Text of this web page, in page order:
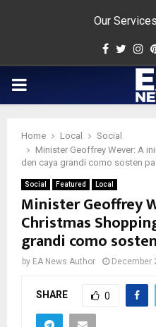
Our Services
Facebook
PRIMARY
Home Local
Social
Minister Geoffrey Wever: A
den caya grandi como sosten
Social Featured Local
Minister Geoffrey
Christmas
grandi como
by EA News Author December
SHARE 0